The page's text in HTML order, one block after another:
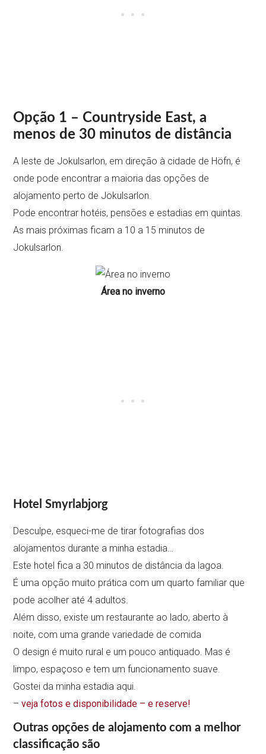
Opção 1 – Countryside East, a
menos de 30 minutos de distância
A leste de Jokulsarlon, em direção à cidade de Höfn, é
onde pode encontrar a maioria das opções de
alojamento perto de Jokulsarlon.
Pode encontrar hotéis, pensões e estadias em quintas.
As mais próximas ficam a 10 a 15 minutos de
Jokulsarlon.
Área no inverno
Hotel Smyrlabjorg
Desculpe, esqueci-me de tirar fotografias dos
alojamentos durante a minha estadia…
Este hotel fica a 30 minutos de distância da lagoa.
É uma opção muito prática com um quarto familiar que
pode acolher até 4 adultos.
Além disso, existe um restaurante ao lado, aberto à
noite, com uma grande variedade de comida
O design é muito rural e um pouco antiquado. Mas é
limpo, espaçoso e tem um funcionamento suave.
Gostei da minha estadia aqui.
–veja fotos e disponibilidade – e reserve!
Outras opções de alojamento com a melhor
classificação são